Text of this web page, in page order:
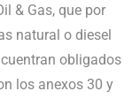
& Gas, que por
natural o diesel
obligados
los anexos 30 y